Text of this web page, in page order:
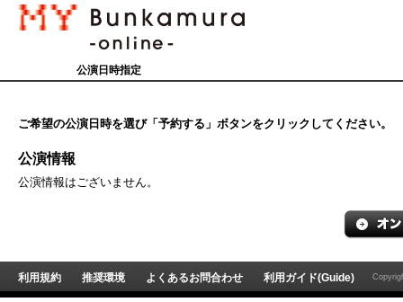
公演日時指定
ご希望の公演日時を選び「予約する」ボタンをクリックしてください。
公演情報
公演情報はございません。
利用規約 推奨環境 よくあるお問合わせ 利用ガイド(Guide)